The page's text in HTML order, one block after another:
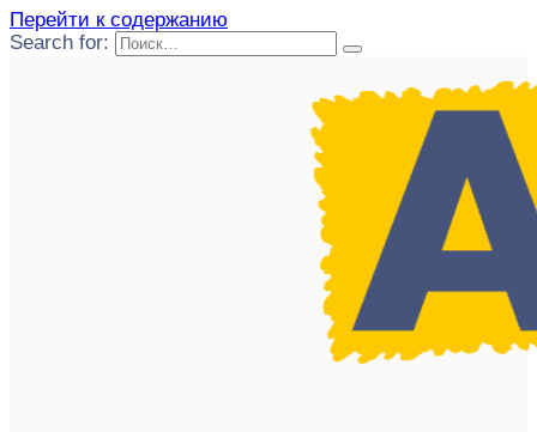
Перейти к содержанию
Search for: